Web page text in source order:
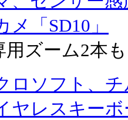
メ「SD10」
用ズーム2本
ロソフト、
ヤレスキー